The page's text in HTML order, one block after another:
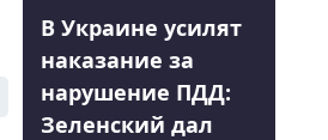
В Украине усилят
наказание за
нарушение ПДД:
Зеленский дал